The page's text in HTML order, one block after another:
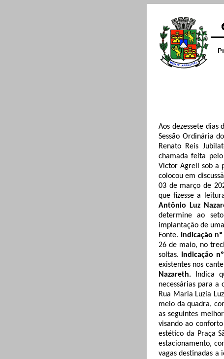
Aos dezessete
Sessão Ordinária
Renato Reis
chamada feita
VictorAgreli sob a
colocou em
03 de março de
que fizesse a
Antônio Luz
determine ao
implantação de
Fonte.
Indicação
26 de maio, no
soltas.
Indicação
existentes nos
Nazareth.
Indica
necessárias para a
Rua Maria Luzia
meio da quadra,
as seguintes
visando ao
estético da Praça
estacionamento,
vagas destinadas a